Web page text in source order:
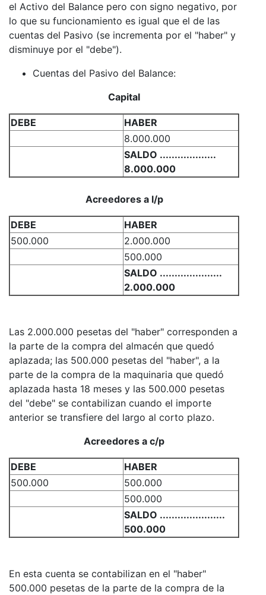
el Activo del Balance pero con signo negativo, por
lo que su funcionamiento es igual que el de las
cuentas del Pasivo (se incrementa por el "haber" y
disminuye por el "debe").
Cuentas del Pasivo del Balance:
Capital
DEBE
HABER
8.000.000
SALDO ...................
8.000.000
Acreedores a l/p
DEBE
HABER
500.000
2.000.000
500.000
SALDO .....................
2.000.000
Las 2.000.000 pesetas del "haber" corresponden a
la parte de la compra del almacén que quedó
aplazada; las 500.000 pesetas del "haber", a la
parte de la compra de la maquinaria que quedó
aplazada hasta 18 meses y las 500.000 pesetas
del "debe" se contabilizan cuando el importe
anterior se transfiere del largo al corto plazo.
Acreedores a c/p
DEBE
HABER
500.000
500.000
500.000
SALDO ......................
500.000
En esta cuenta se contabilizan en el "haber"
500.000 pesetas de la parte de la compra de la